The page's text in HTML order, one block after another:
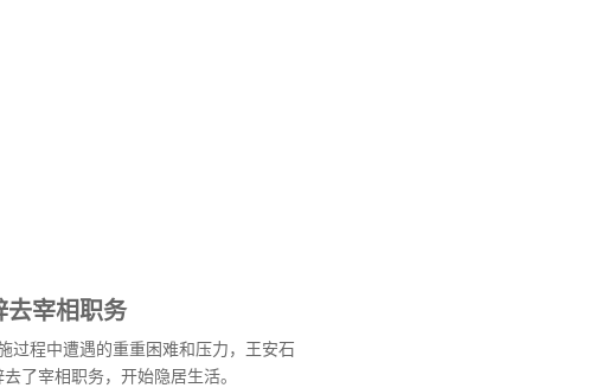
去宰相职务
过程中遭遇的重重困难和压力，王安石
了宰相职务，开始隐居生活。